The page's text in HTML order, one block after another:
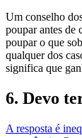
Um conselho
poupar antes de
poupar o que
qualquer dos
significa que
6. Devo
A resposta é